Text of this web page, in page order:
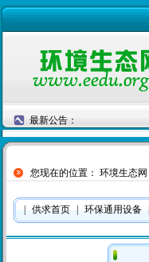
最新公告：
您现在的位置： 环境生态网
供求首页 环保通用设备